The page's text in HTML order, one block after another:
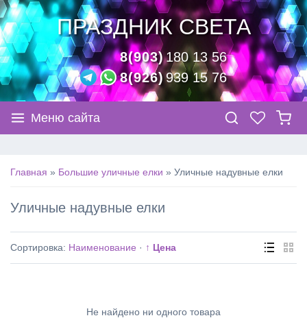
ПРАЗДНИК СВЕТА
8(903)180 13 56
8(926)939 15 76
Меню сайта
Главная » Большие уличные елки » Уличные надувные елки
Уличные надувные елки
Сортировка: Наименование · ↑ Цена
Не найдено ни одного товара